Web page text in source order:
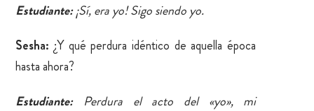
Estudiante:¡Sí, era yo! Sigo siendo yo.
Sesha:¿Y qué perdura idéntico de aquella época
hasta ahora?
Estudiante: Perdura el acto del «yo», mi